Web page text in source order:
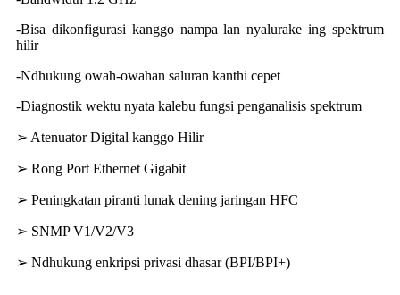
-Bisa dikonfigurasi kanggo nampa lan nyalurake ing spektrum
hilir
-Ndhukung owah-owahan saluran kanthi cepet
-Diagnostik wektu nyata kalebu fungsi penganalisis spektrum
➢ Atenuator Digital kanggo Hilir
➢ Rong Port Ethernet Gigabit
➢ Peningkatan piranti lunak dening jaringan HFC
➢ SNMP V1/V2/V3
➢ Ndhukung enkripsi privasi dhasar (BPI/BPI+)